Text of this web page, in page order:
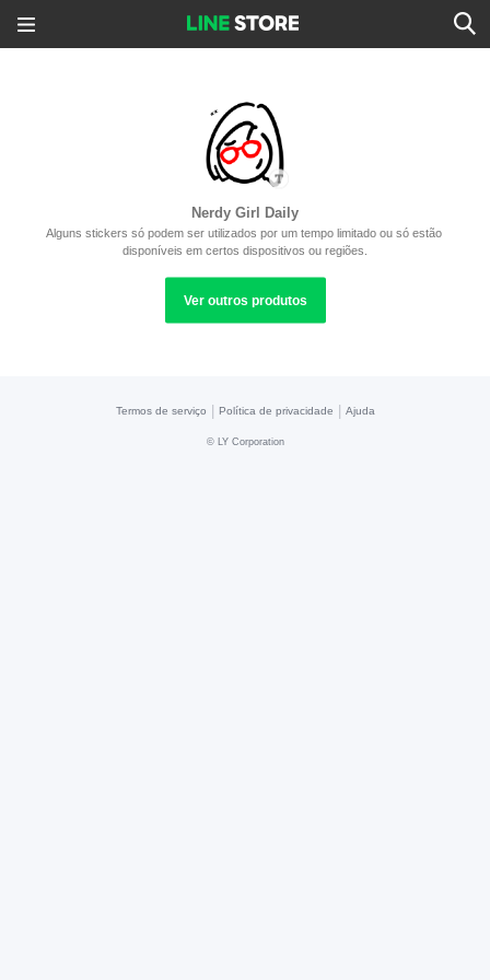
Nerdy Girl Daily
Alguns stickers só podem ser utilizados por um tempo limitado ou só estão
disponíveis em certos dispositivos ou regiões.
Ver outros produtos
Termos de serviço Política de privacidade Ajuda
© LY Corporation